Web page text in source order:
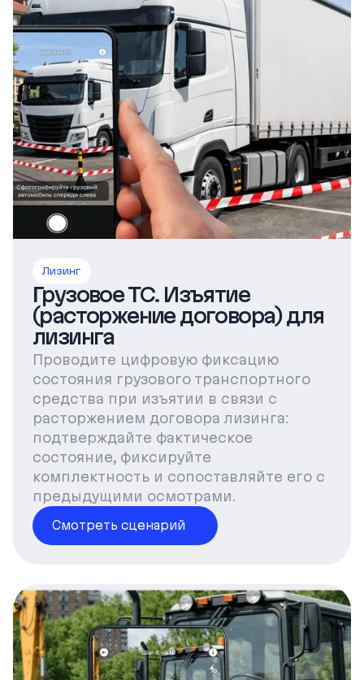
Лизинг
Грузовое ТС. Изъятие
(расторжение договора) для
лизинга
Проводите цифровую фиксацию
состояния грузового транспортного
средства при изъятии в связи с
расторжением договора лизинга:
подтверждайте фактическое
состояние, фиксируйте
комплектность и сопоставляйте его с
предыдущими осмотрами.
Смотреть сценарий